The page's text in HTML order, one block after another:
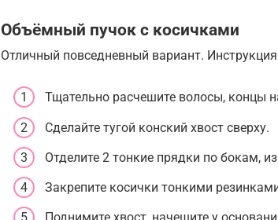
Объёмный пучок с косичками
Отличный повседневный вариант.
Тщательно расчешите волосы, концы
Сделайте тугой конский хвост сверху.
Отделите 2 тонкие прядки по бокам,
Закрепите косички тонкими